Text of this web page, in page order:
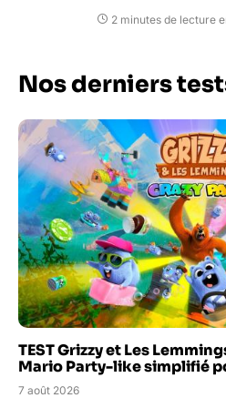
2 minutes de lecture
Nos derniers
TEST Grizzy et Les
Mario Party-like simplifié
7 août 2026